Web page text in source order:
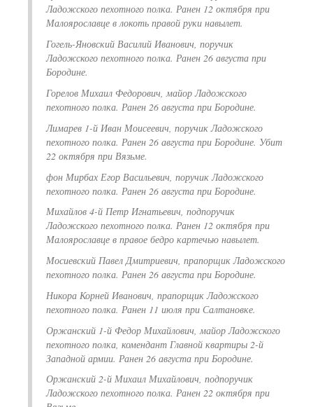
Ладожского пехотного полка. Ранен 12 октября при
Малоярославце в локоть правой руки навылет.
Гогель-Яновский Василий Иванович, поручик
Ладожского пехотного полка. Ранен 26 августа при
Бородине.
Горелов Михаил Федорович, майор Ладожского
пехотного полка. Ранен 26 августа при Бородине.
Лимарев 1-й Иван Моисеевич, поручик Ладожского
пехотного полка. Ранен 26 августа при Бородине. Убит
22 октября при Вязьме.
фон Мирбах Егор Васильевич, поручик Ладожского
пехотного полка. Ранен 26 августа при Бородине.
Михайлов 4-й Петр Игнатьевич, подпоручик
Ладожского пехотного полка. Ранен 12 октября при
Малоярославце в правое бедро картечью навылет.
Мосиевский Павел Дмитриевич, прапорщик Ладожского
пехотного полка. Ранен 26 августа при Бородине.
Никора Корней Иванович, прапорщик Ладожского
пехотного полка. Ранен 11 июля при Салтановке.
Оржанский 1-й Федор Михайлович, майор Ладожского
пехотного полка, комендант Главной квартиры 2-й
Западной армии. Ранен 26 августа при Бородине.
Оржанский 2-й Михаил Михайлович, подпоручик
Ладожского пехотного полка. Ранен 22 октября при